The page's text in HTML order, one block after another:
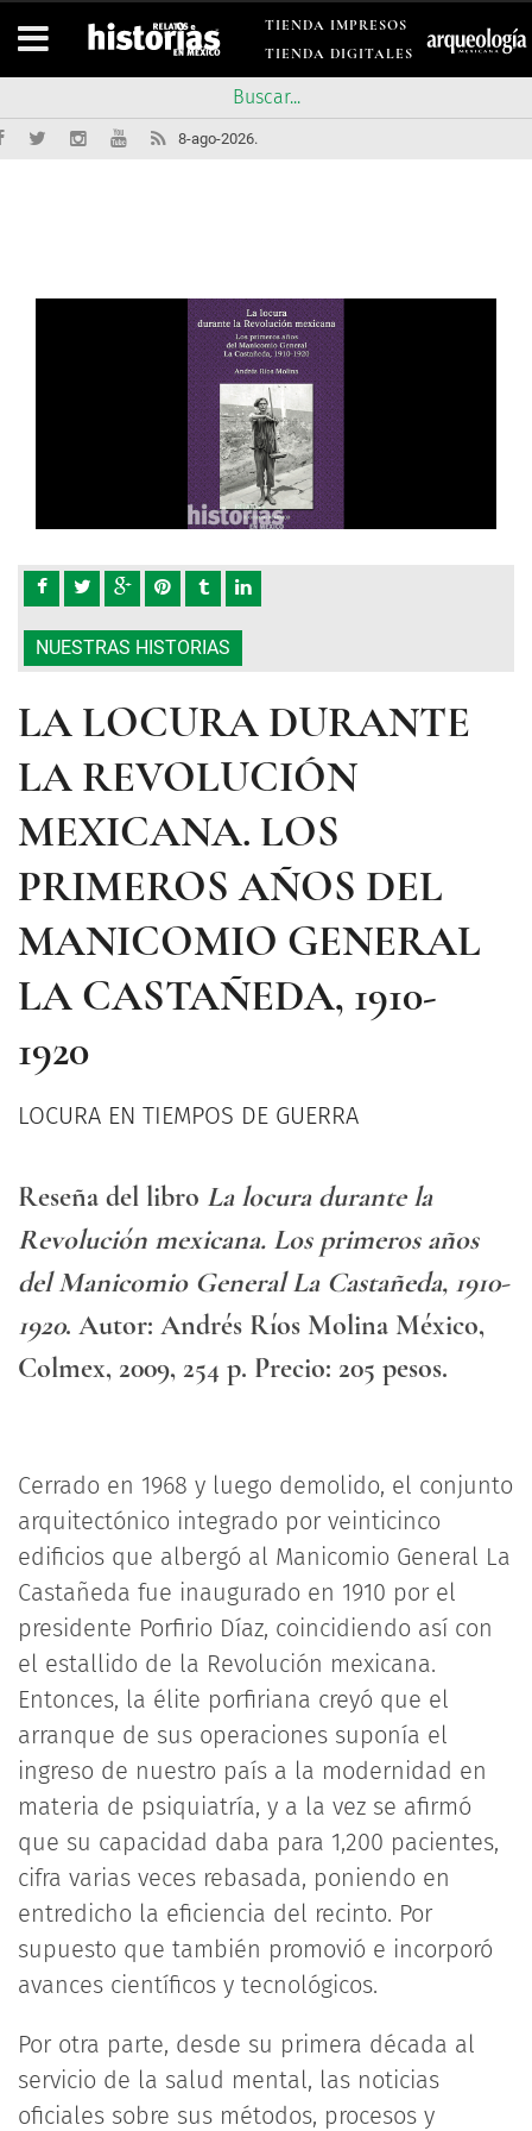
TIENDA IMPRESOS
TIENDA DIGITALES
8-ago-2026.
NUESTRAS HISTORIAS
LA LOCURA DURANTE
LA REVOLUCIÓN
MEXICANA. LOS
PRIMEROS AÑOS DEL
MANICOMIO GENERAL
LA CASTAÑEDA, 1910-
1920
LOCURA EN TIEMPOS DE GUERRA
Reseña del libro La locura durante la
Revolución mexicana. Los primeros años
del Manicomio General La Castañeda, 1910-
1920. Autor: Andrés Ríos Molina México,
Colmex, 2009, 254 p. Precio: 205 pesos.
Cerrado en 1968 y luego demolido, el conjunto
arquitectónico integrado por veinticinco
edificios que albergó al Manicomio General La
Castañeda fue inaugurado en 1910 por el
presidente Porfirio Díaz, coincidiendo así con
el estallido de la Revolución mexicana.
Entonces, la élite porfiriana creyó que el
arranque de sus operaciones suponía el
ingreso de nuestro país a la modernidad en
materia de psiquiatría, y a la vez se afirmó
que su capacidad daba para 1,200 pacientes,
cifra varias veces rebasada, poniendo en
entredicho la eficiencia del recinto. Por
supuesto que también promovió e incorporó
avances científicos y tecnológicos.
Por otra parte, desde su primera década al
servicio de la salud mental, las noticias
oficiales sobre sus métodos, procesos y